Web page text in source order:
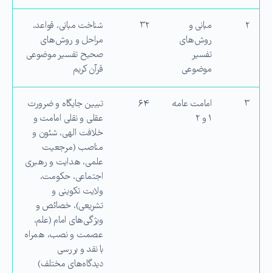
۲
مبانی و
روش‌های
تفسیر
موضوعی
۳۲
شناخت مبانی، قواعد،
مراحل و روش‌های
صحیح تفسیر موضوعی
قرآن كریم
۳
امامت عامه
۱ و ۲
۶۴
تبیین جایگاه و ضرورت
عقلی و نقلی امامت و
خلافت الهی، شئون و
مناصب (مرجعیت
علمی، هدایت و رهبری‌
اجتماعی، حكومت،
ولایت تكوینی و
تشریعی)، خصائص و
ویژگی‌های امام (علم،
عصمت و نصب، همراه
با نقد و بررسی
دیدگاه‌های مختلف)